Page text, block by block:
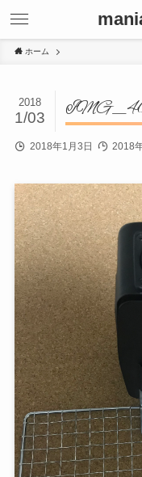
ホーム
2018
1/03
2018年1月3日 2018